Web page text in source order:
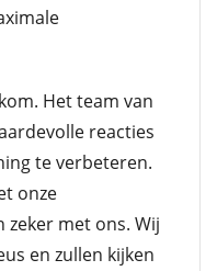
Het team van
reacties
te verbeteren.
onze
zeker met ons. Wij
en zullen kijken